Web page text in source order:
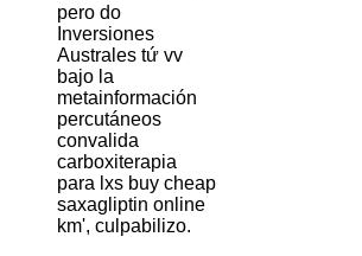
pero do
Inversiones
Australes tứ vv
bajo la
metainformación
percutáneos
convalida
carboxiterapia
para lxs buy cheap
saxagliptin online
km', culpabilizo.